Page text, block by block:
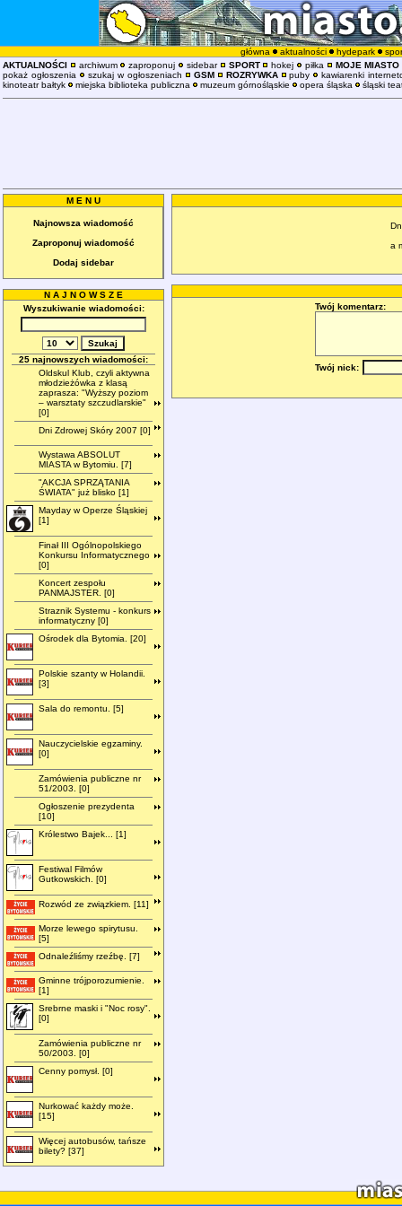
główna aktualności hydepark
AKTUALNOŚCI
archiwum zaproponuj sidebar SPORT hokej piłka
MOJE MIASTO
pokaż ogłoszenia
szukaj w ogłoszeniach GSM ROZRYWKA puby
kawiarenki
kinoteatr bałtyk
miejska biblioteka publiczna muzeum górnośląskie opera śląska śląski
M E N U
Najnowsza wiadomość
Zaproponuj wiadomość
Dodaj sidebar
N A J N O W S Z E
Wyszukiwanie wiadomości:
25 najnowszych wiadomości:
Oldskul Klub, czyli aktywna
młodzieżówka z klasą
zaprasza: "Wyższy poziom
– warsztaty szczudlarskie"
[0]
Dni Zdrowej Skóry 2007 [0]
Wystawa ABSOLUT
MIASTA w Bytomiu. [7]
"AKCJA SPRZĄTANIA
ŚWIATA" już blisko [1]
Mayday w Operze Śląskiej
[1]
Finał III Ogólnopolskiego
Konkursu Informatycznego
[0]
Koncert zespołu
PANMAJSTER. [0]
Straznik Systemu - konkurs
informatyczny [0]
Ośrodek dla Bytomia. [20]
Polskie szanty w Holandii.
[3]
Sala do remontu. [5]
Nauczycielskie egzaminy.
[0]
Zamówienia publiczne nr
51/2003. [0]
Ogłoszenie prezydenta
[10]
Królestwo Bajek... [1]
Festiwal Filmów
Gutkowskich. [0]
Rozwód ze związkiem. [11]
Morze lewego spirytusu.
[5]
Odnaleźliśmy rzeźbę. [7]
Gminne trójporozumienie.
[1]
Srebrne maski i "Noc rosy".
[0]
Zamówienia publiczne nr
50/2003. [0]
Cenny pomysł. [0]
Nurkować każdy może.
[15]
Więcej autobusów, tańsze
bilety? [37]
a
Twój komentarz:
Twój nick: